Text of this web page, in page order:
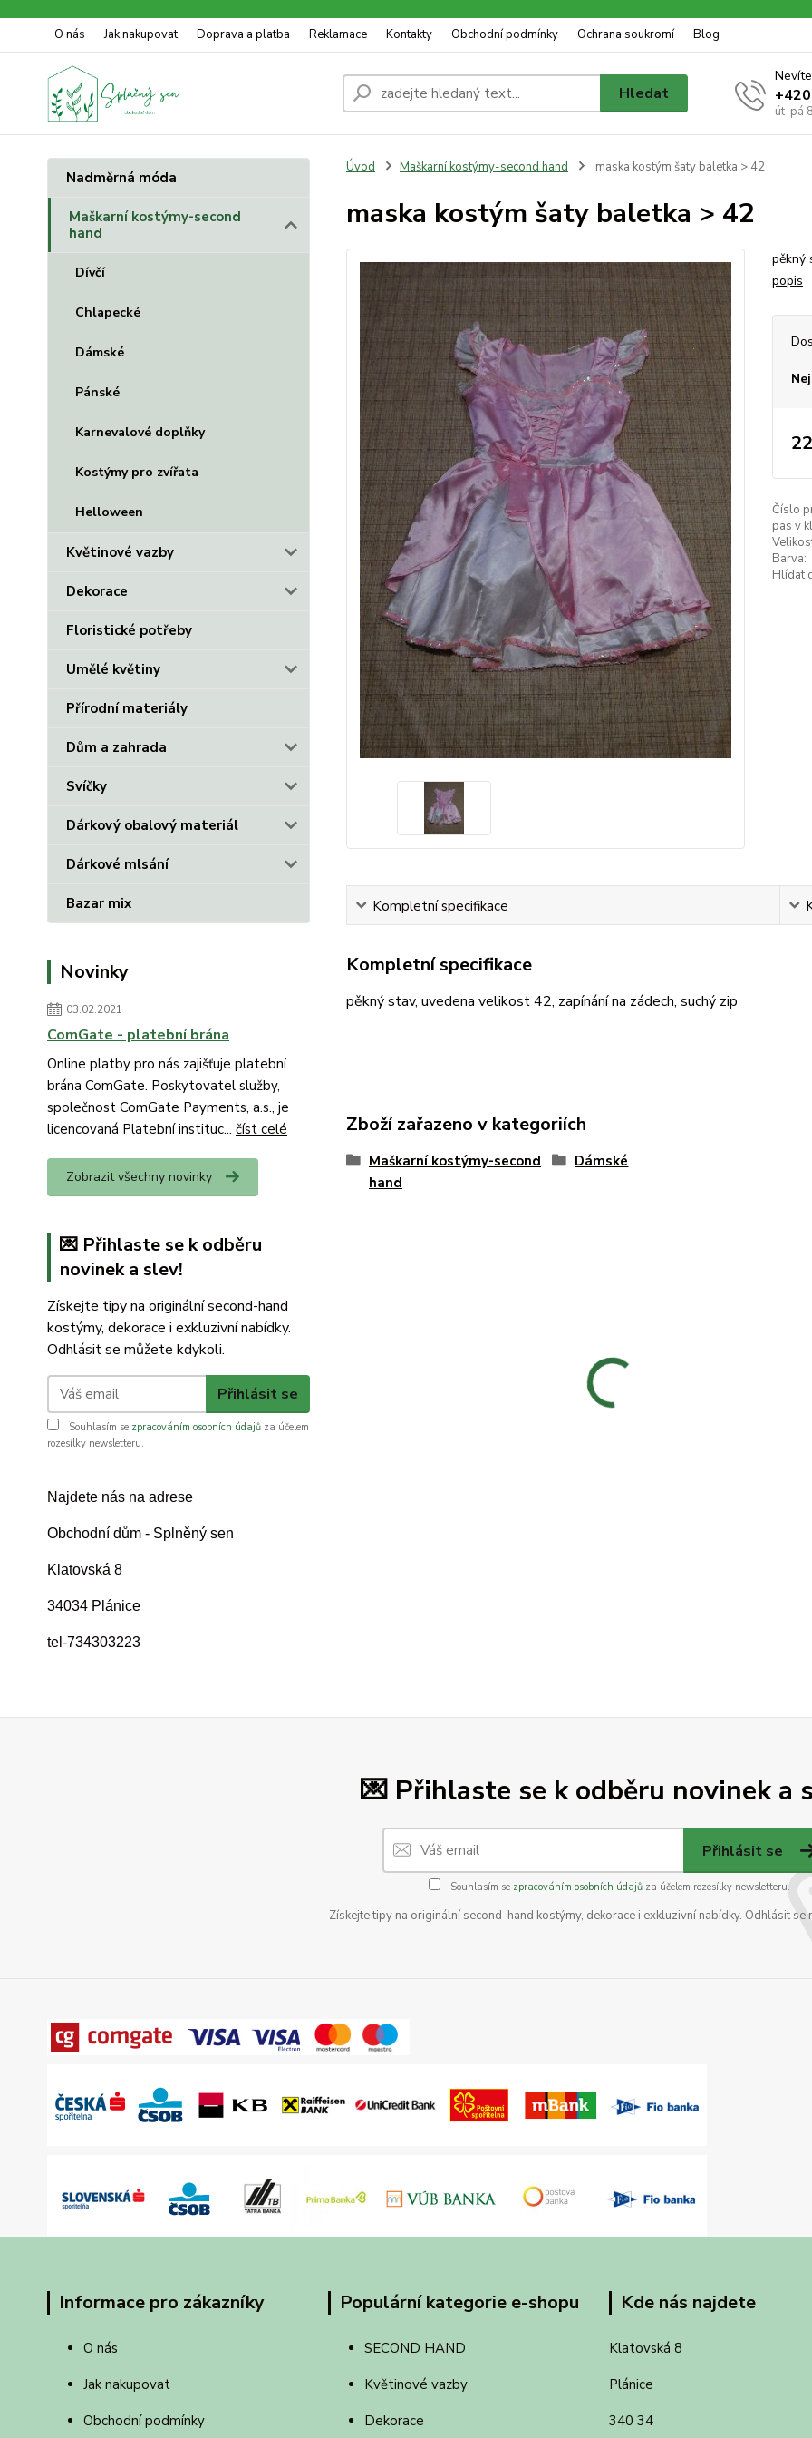
O nás Jak nakupovat Doprava a platba Reklamace Kontakty Obchodní podmínky Ochrana soukromí Blog
Hledat
út-pá
Nadměrná móda
Maškarní kostýmy-second
hand
Dívčí
Chlapecké
Dámské
Pánské
Karnevalové doplňky
Kostýmy pro zvířata
Helloween
Květinové vazby
Dekorace
Floristické potřeby
Umělé květiny
Přírodní materiály
Dům a zahrada
Svíčky
Dárkový obalový materiál
Dárkové mlsání
Bazar mix
Novinky
03.02.2021
ComGate - platební brána
Online platby pro nás zajišťuje platební
brána ComGate. Poskytovatel služby,
společnost ComGate Payments, a.s., je
licencovaná Platební instituc... číst celé
Zobrazit všechny novinky
💌 Přihlaste se k odběru
novinek a slev!
Získejte tipy na originální second-hand
kostýmy, dekorace i exkluzivní nabídky.
Odhlásit se můžete kdykoli.
Přihlásit se
Souhlasím se zpracováním osobních údajů za účelem
rozesílky newsletteru.
Najdete nás na adrese
Obchodní dům - Splněný sen
Klatovská 8
34034 Plánice
tel-734303223
Úvod Maškarní kostýmy-second hand maska kostým šaty baletka > 42
maska kostým šaty baletka > 42
pěkný
popis
Číslo
pas v
Barva:
Hlídat
Kompletní specifikace
Kompletní specifikace
pěkný stav, uvedena velikost 42, zapínání na zádech, suchý zip
Zboží zařazeno v kategoriích
Maškarní kostýmy-second
hand
Dámské
💌 Přihlaste se k odběru novinek a
Přihlásit se
Souhlasím se zpracováním osobních údajůza účelem rozesílky newsletteru.
Získejte tipy na originální second-hand kostýmy, dekorace i exkluzivní nabídky. Odhlásit se
Informace pro zákazníky
O nás
Jak nakupovat
Obchodní podmínky
Populární kategorie e-shopu
SECOND HAND
Květinové vazby
Dekorace
Kde nás najdete
Klatovská 8
Plánice
340 34